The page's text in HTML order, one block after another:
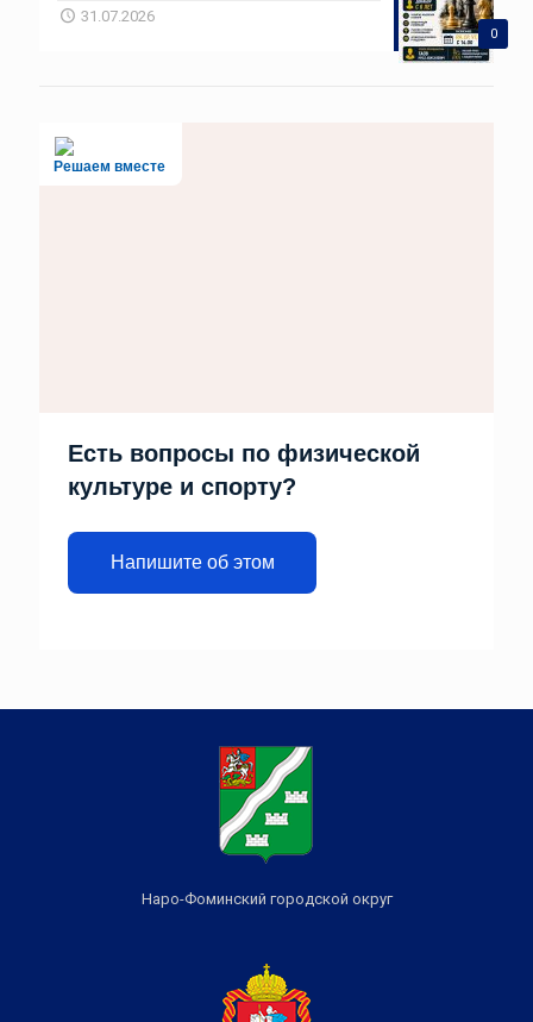
0
31.07.2026
Решаем вместе
Есть вопросы по физической
культуре и спорту?
Напишите об этом
Наро-Фоминский городской округ